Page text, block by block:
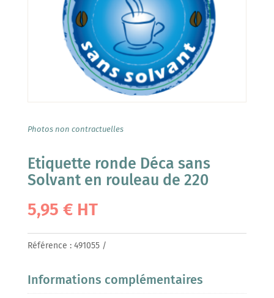
Photos non contractuelles
Etiquette ronde Déca sans
Solvant en rouleau de 220
5,95 € HT
Référence : 491055
Informations complémentaires